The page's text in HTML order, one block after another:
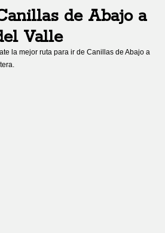
de Abajoa
Valle
la mejor ruta para ir deCanillas de Abajo a